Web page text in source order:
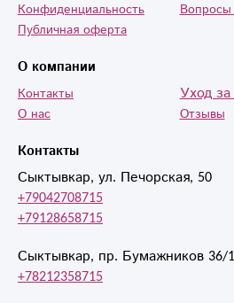
Контакты
Сыктывкар, ул. Печорская, 50
+79042708715
+79128658715
Сыктывкар, пр. Бумажников 36/1
+78212358715
Конфиденциальность
Публичная оферта
О компании
Контакты
О нас
Уход
Отзывы